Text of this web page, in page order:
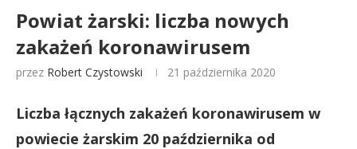
Powiat żarski: liczba nowych
zakażeń koronawirusem
przez Robert Czystowski 21 października 2020
Liczba łącznych zakażeń koronawirusem w
powiecie żarskim 20 października od